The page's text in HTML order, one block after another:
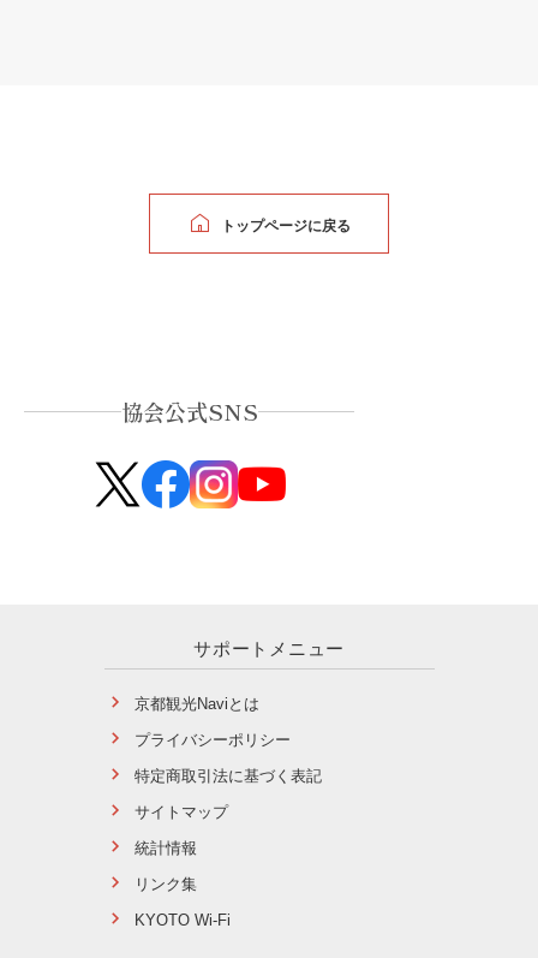
トップページに戻る
協会公式SNS
サポートメニュー
京都観光Naviとは
プライバシーポリシー
特定商取引法に基づく表記
サイトマップ
統計情報
リンク集
KYOTO Wi-Fi